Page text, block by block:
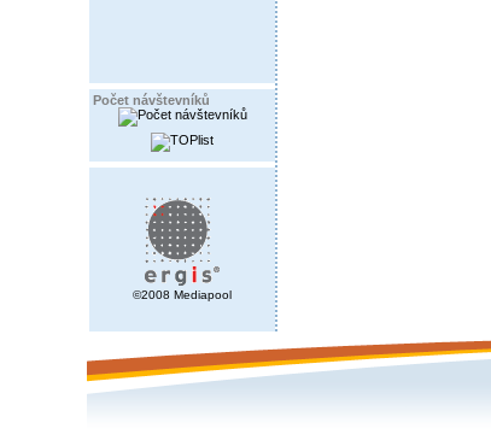
Počet návštevníků
©2008 Mediapool